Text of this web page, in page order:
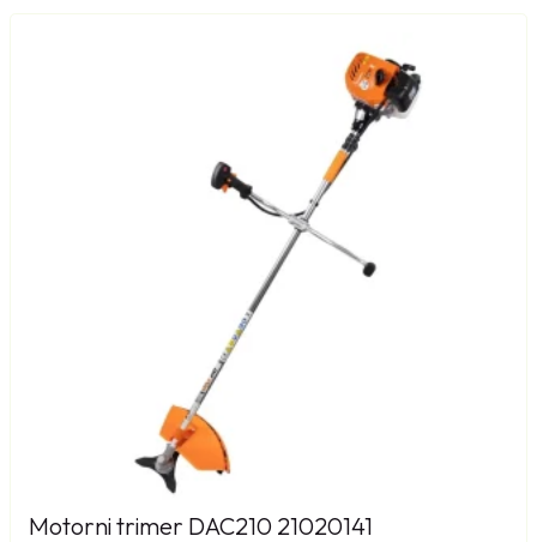
Motorni trimer DAC210 21020141